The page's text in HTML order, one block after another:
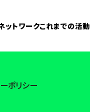
ットワークこれまでの活動
ポリシー